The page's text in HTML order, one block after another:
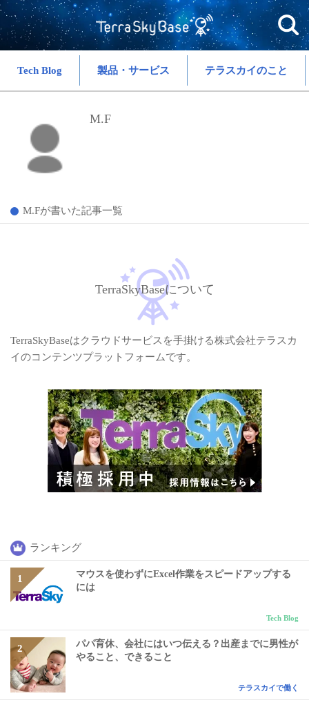
Tech Blog 製品・サービス テラスカイのこと
M.F
M.Fが書いた記事一覧
TerraSkyBaseについて
TerraSkyBaseはクラウドサービスを手掛ける株式会社テラスカ
イのコンテンツプラットフォームです。
ランキング
マウスを使わずにExcel作業をスピードアップする
には
Tech Blog
パパ育休、会社にはいつ伝える？出産までに男性が
やること、できること
テラスカイで働く